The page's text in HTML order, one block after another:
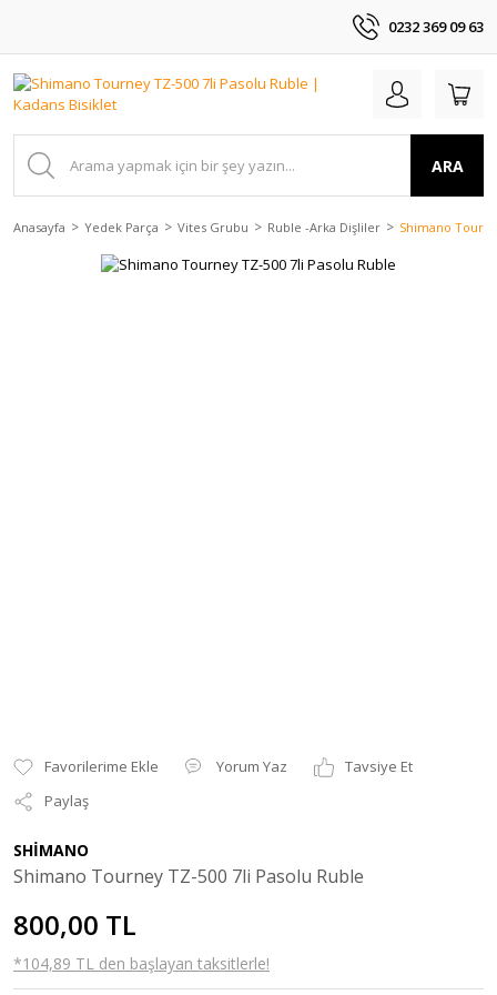
0232 369 09 63
ARA
Anasayfa Yedek Parça Vites Grubu Ruble -Arka Dişliler Shimano
Yorum Yaz
Tavsiye Et
Paylaş
SHİMANO
Shimano Tourney TZ-500 7li Pasolu Ruble
800,00 TL
*104,89 TL den başlayan taksitlerle!